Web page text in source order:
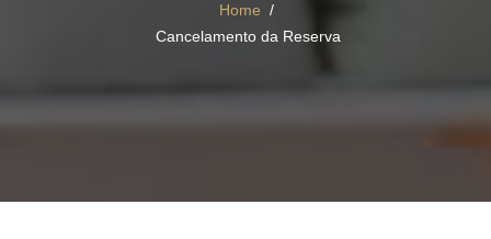
Home /
Cancelamento da Reserva